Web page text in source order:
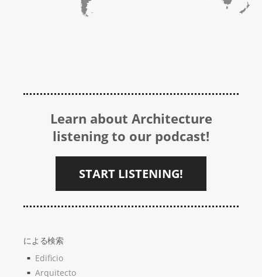
Learn about Architecture
listening to our podcast!
START LISTENING!
による検索
Edificio
Arquitecto